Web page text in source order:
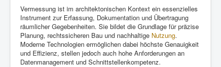
Vermessung ist im architektonischen Kontext ein essenzielles
Instrument zur Erfassung, Dokumentation und Übertragung
räumlicher Gegebenheiten. Sie bildet die Grundlage für präzise
Planung, rechtssicheren Bau und nachhaltige Nutzung.
Moderne Technologien ermöglichen dabei höchste Genauigkeit
und Effizienz, stellen jedoch auch hohe Anforderungen an
Datenmanagement und Schnittstellenkompetenz.